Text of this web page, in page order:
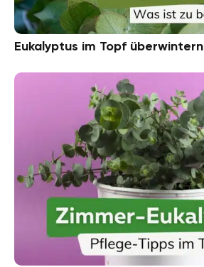
Eukalyptus im Topf überwintern